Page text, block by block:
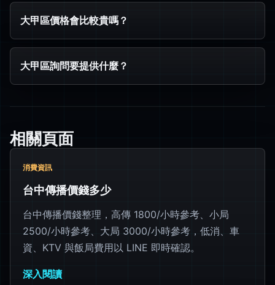
大甲區價格會比較貴嗎？
大甲區詢問要提供什麼？
相關頁面
消費資訊
台中傳播價錢多少
台中傳播價錢整理，高傳 1800/小時參考、小局
2500/小時參考、大局 3000/小時參考，低消、車
資、KTV 與飯局費用以 LINE 即時確認。
深入閱讀